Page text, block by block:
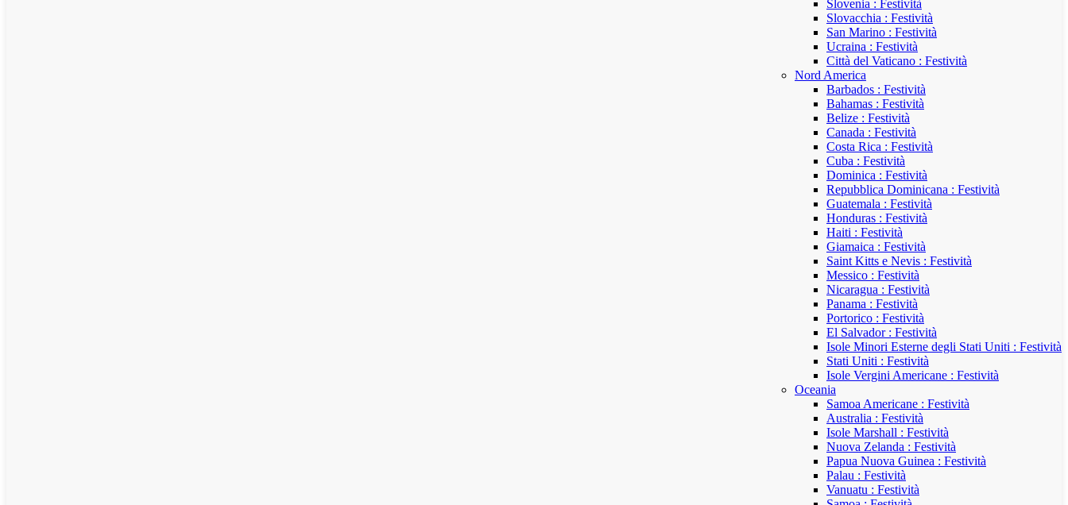
Slovenia : Festività
Slovacchia : Festività
San Marino : Festività
Ucraina : Festività
Città del Vaticano : Festività
Nord America
Barbados : Festività
Bahamas : Festività
Belize : Festività
Canada : Festività
Costa Rica : Festività
Cuba : Festività
Dominica : Festività
Repubblica Dominicana : Festività
Guatemala : Festività
Honduras : Festività
Haiti : Festività
Giamaica : Festività
Saint Kitts e Nevis : Festività
Messico : Festività
Nicaragua : Festività
Panama : Festività
Portorico : Festività
El Salvador : Festività
Isole Minori Esterne degli Stati Uniti : Festività
Stati Uniti : Festività
Isole Vergini Americane : Festività
Oceania
Samoa Americane : Festività
Australia : Festività
Isole Marshall : Festività
Nuova Zelanda : Festività
Papua Nuova Guinea : Festività
Palau : Festività
Vanuatu : Festività